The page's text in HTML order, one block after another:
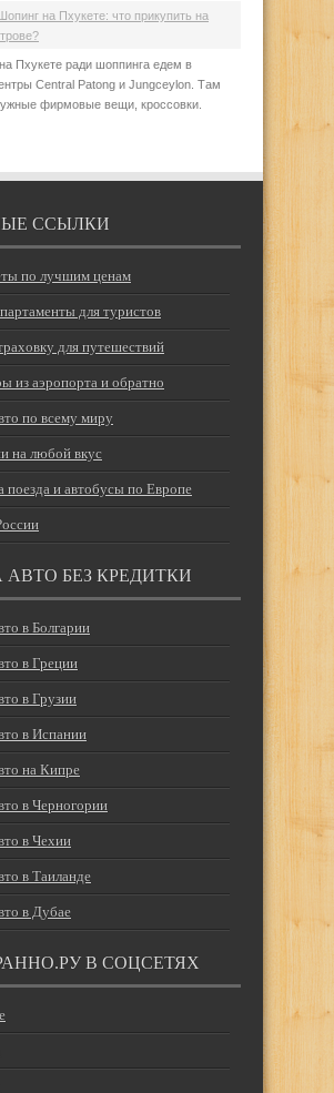
на Пхукете: что прикупить на
Пхукете ради шоппинга едем в
Central Patong и Jungceylon. Там
фирмовые вещи, кроссовки.
ССЫЛКИ
по лучшим ценам
для туристов
для путешествий
из аэропорта и обратно
по всему миру
на любой вкус
поезда и автобусы по Европе
АВТО БЕЗ КРЕДИТКИ
в Болгарии
в Греции
в Грузии
в Испании
на Кипре
в Черногории
в Чехии
в Таиланде
в Дубае
В СОЦСЕТЯХ